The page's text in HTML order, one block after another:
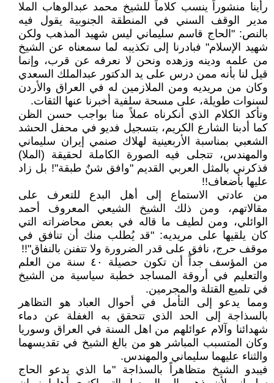
رأينا منشوراً ينسب كلاماً للشيخ محمد عبدالوهاب الملا
مدير الوقف السني في المنطقة الجنوبية يقول فيه
بالنص: "الحاج قاسم سليماني ليس شهيد المذهب ولكن
شهيد الإسلام" فبادرنا إلى تكذيبه لما سمعناه عن الشيخ
من علمه ودينه وزهده ونحن لا نعرفه عن قرب، وإنما
قيل لنا بأنه ممن درس على يد الدكتور عبدالملك السعدي
وكان من مريديه ومن الملازمين له في العراق والأردن
لسنوات طويلة، على مسحة سلفية أخبرنا عنها الثقات.
وتأكد الكلام الذي أنكرناه عملاً منا بواجب حسن الظن
كما أدبنا الشارع الكريم، بتسجيل فديو في محفل الحشد
الشعبي بمناسبة الأربعينية لهلاك صنمي إيران سليماني
والمهندس، تتجلى فيه الصورة الكاملة لحقيقة (الملا)
فذكرني بالمثل العربي القديم "وافق شنٌ طبقة"! بل زاد
عليها بأضعاف!!
من عادتي الاستماع إلى أهل البدع للتعرف على
مقالاتهم، ومن ذلك الشيخ الشيعي المعروف أحمد
الوائلي، ومن لطيف ما قاله في بعض محاضراته التي
كان يلقيها على مريديه: "قد يُطلب منك أن تنافق في
موقف حرج، نافق على قدر الضرورة ولا تتفنن بالنفاق"!!
من المؤسف جداً أن تكون حصيلة ٤٠ سنة من العلم
والتعليم في أروقة المساجد خطبة سياسية من الشيخ
في تلميع القتلة والمجرمين.
ومما يدعو إلى التأمل في أحوال العباد هو التظاهر
بالسذاجة إلى الحد الذي تتحقق به الغفلة عن دماء
شهدائنا وآلام عوائلهم من اهل السنة في العراق وسوريا
وكان المتسبب المباشر هو من بالغ الشيخ في تقديسهما
والثناء عليهما سليماني والمهندس.
فيبدو الشيخ متظاهراً بالسذاجة "ما الذي يدعو الحاج